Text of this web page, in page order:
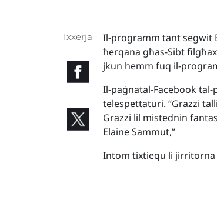
Ixxerja
Il-programm tant segwit
ħerqana għas-Sibt
jkun hemm fuq il-
Il-paġnatal-Facebook
telespettaturi. “Grazzi
Grazzi lil mistednin
Elaine Sammut,”
Intom tixtiequ li jirritorna